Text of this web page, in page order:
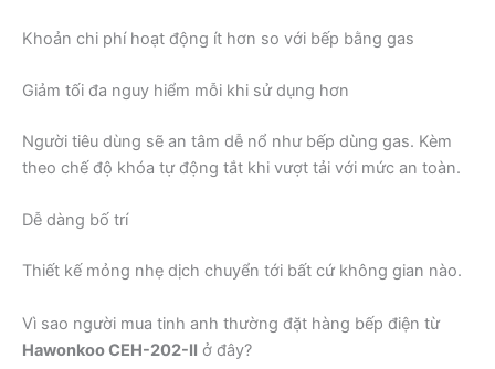
Khoản chi phí hoạt động ít hơn so với bếp bằng gas
Giảm tối đa nguy hiểm mỗi khi sử dụng hơn
Người tiêu dùng sẽ an tâm dễ nổ như bếp dùng gas. Kèm
theo chế độ khóa tự động tắt khi vượt tải với mức an toàn.
Dễ dàng bố trí
Thiết kế mỏng nhẹ dịch chuyển tới bất cứ không gian nào.
Vì sao người mua tinh anh thường đặt hàng bếp điện từ
Hawonkoo CEH-202-II ở đây?